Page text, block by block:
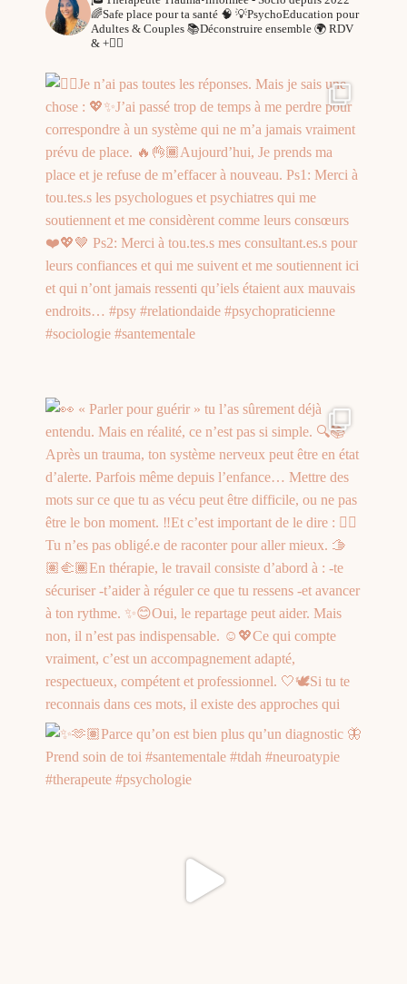
🌈Safe place pour ta santé 🧠 💡PsychoEducation pour
Adultes & Couples 📚Déconstruire ensemble 🌍 RDV
& +👇🏾